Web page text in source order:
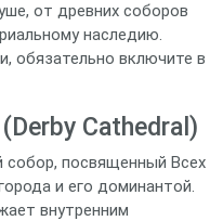
от древних соборов
наследию.
обязательно включите в
Cathedral)
собор, посвященный Всех
и его доминантой.
внутренним